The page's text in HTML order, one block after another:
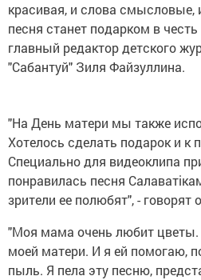
красивая, и слова смысловые,
песня станет подарком в
главный редактор детского
"Сабантуй" Зиля Файзуллина.
"На День матери мы также
Хотелось сделать подарок и к
Специально для видеоклипа
понравилась песня
зрители ее полюбят", - говорят
"Моя мама очень любит цветы.
моей матери. И я ей помогаю,
пыль. Я пела эту песню,